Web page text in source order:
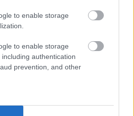
to enable storage
to enable storage
authentication
prevention, and other
adatok alapján elmondható,
a Kárpát-medencében
mintegy 10 százalékos (270